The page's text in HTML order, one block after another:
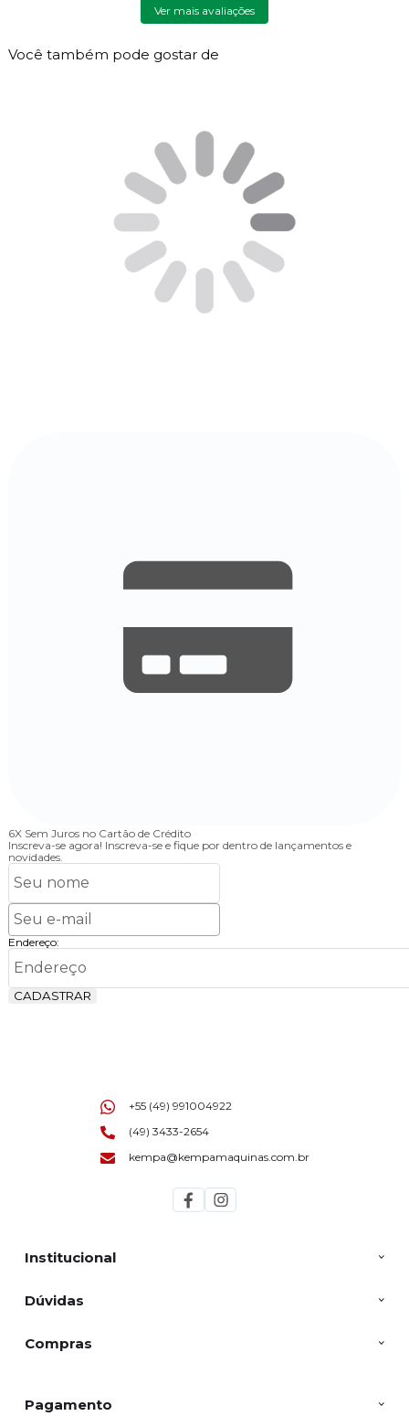
Ver mais avaliações
Você também pode gostar de
6X Sem Juros no Cartão de Crédito
Inscreva-se agora! Inscreva-se e fique por dentro de lançamentos e
novidades.
Endereço:
CADASTRAR
Institucional
Dúvidas
Compras
+55 (49) 991004922
(49) 3433-2654
kempa@kempamaquinas.com.br
Pagamento